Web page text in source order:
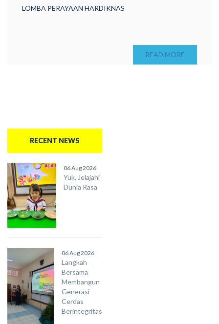
LOMBA PERAYAAN HARDIKNAS
READ MORE
RECENT NEWS
06 Aug 2026
Yuk, Jelajahi
Dunia Rasa
06 Aug 2026
Langkah
Bersama
Membangun
Generasi
Cerdas
Berintegritas